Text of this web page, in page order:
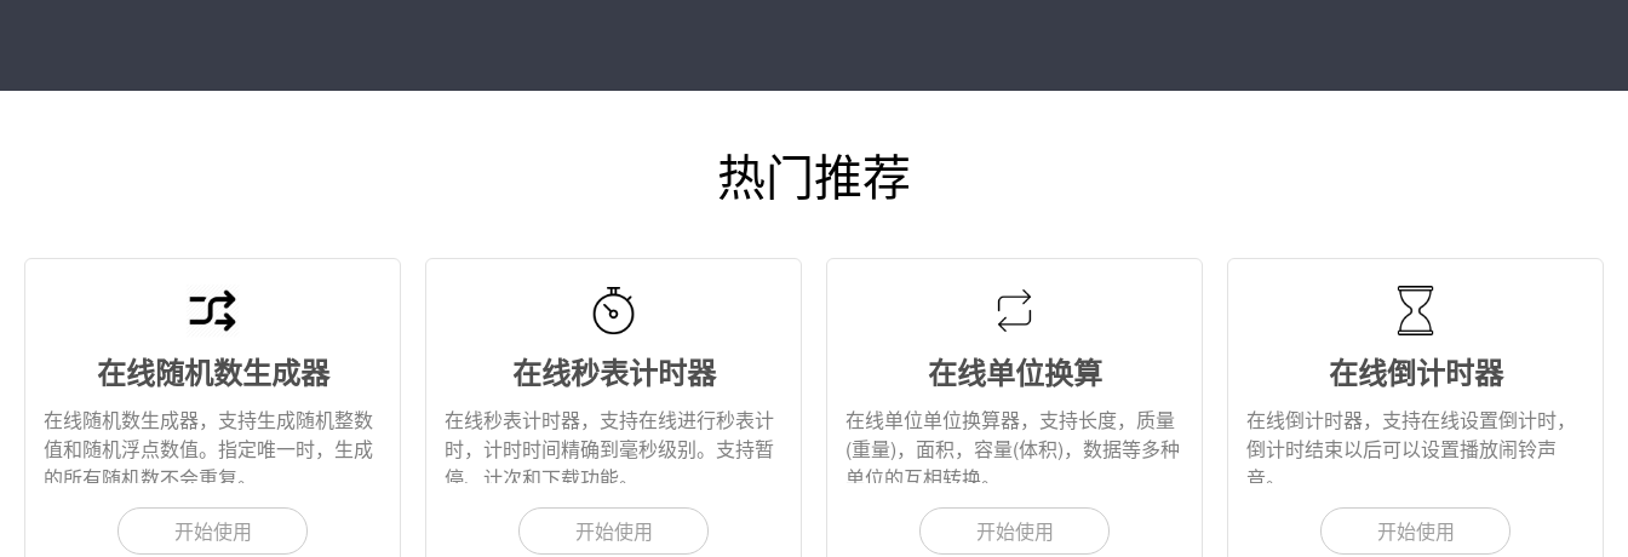
热门推荐
在线随机数生成器
在线随机数生成器，支持生成随机整数
值和随机浮点数值。指定唯一时，生成
的所有随机数不会重复。
开始使用
在线秒表计时器
在线秒表计时器，支持在线进行秒表计
时，计时时间精确到毫秒级别。支持暂
停、计次和下载功能。
开始使用
在线单位换算
在线单位单位换算器，支持长度，质量
(重量)，面积，容量(体积)，数据等多种
单位的互相转换。
开始使用
在线倒计时器
在线倒计时器，支持在线设置倒计时，
倒计时结束以后可以设置播放闹铃声
音。
开始使用